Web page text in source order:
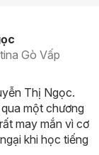
Gò Vấp
Thị Ngọc.
một chương
may mắn vì cơ
khi học tiếng